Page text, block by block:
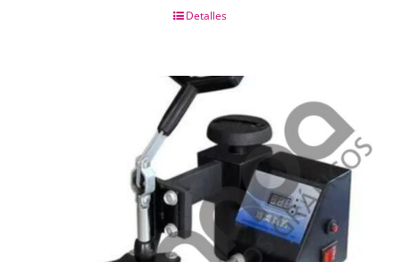
Detalles